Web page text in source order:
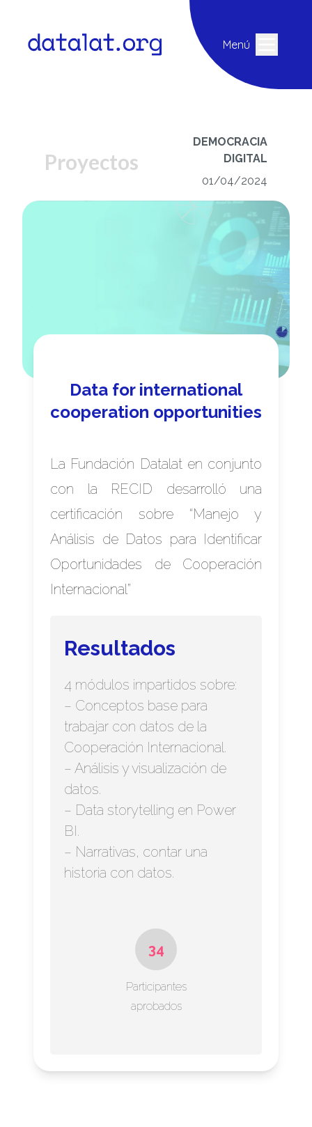
Menú
Proyectos
DEMOCRACIA
DIGITAL
01/04/2024
Data for international
cooperation opportunities
La Fundación Datalat en conjunto
con la RECID desarrolló una
certificación sobre “Manejo y
Análisis de Datos para Identificar
Oportunidades de Cooperación
Internacional”
Resultados
4 módulos impartidos sobre:
– Conceptos base para
trabajar con datos de la
Cooperación Internacional.
– Análisis y visualización de
datos.
– Data storytelling en Power
BI.
– Narrativas, contar una
historia con datos.
34
Participantes
aprobados